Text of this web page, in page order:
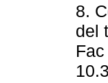
8.
del